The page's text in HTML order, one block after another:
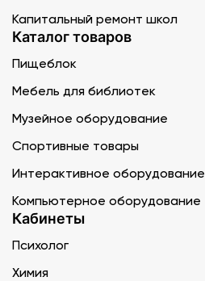
Капитальный ремонт школ
Каталог товаров
Пищеблок
Мебель для библиотек
Музейное оборудование
Спортивные товары
Интерактивное оборудование
Компьютерное оборудование
Кабинеты
Психолог
Химия